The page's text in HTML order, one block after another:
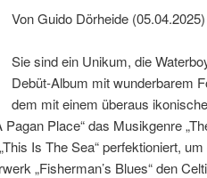
Von Guido Dörheide (05.04.2025)
Sie sind ein Unikum, die
Debüt-Album mit wunderbarem
dem mit einem überaus
Pagan Place“ das Musikgenre
Is The Sea“ perfektioniert,
„Fisherman’s Blues“ den